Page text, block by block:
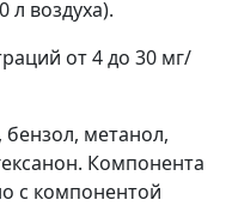
л воздуха).
от 4 до 30 мг/
метанол,
Компонента
с компонентой